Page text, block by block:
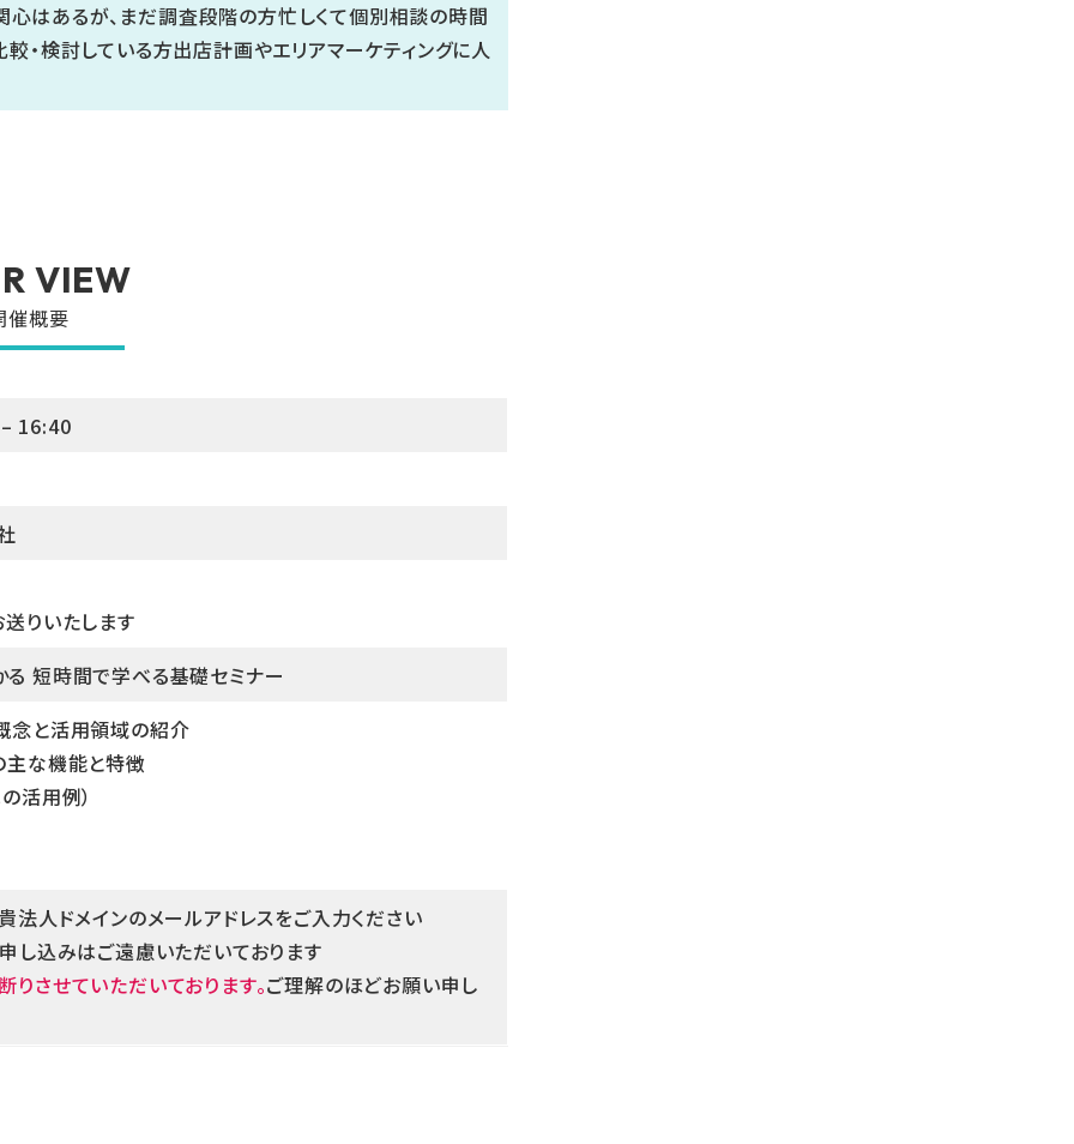
はあるが、まだ調査段階の方忙しくて個別相談の時間
・検討している方出店計画やエリアマーケティングに人
VIEW
催概要
16:40
りいたします
短時間で学べる基礎セミナー
念と活用領域の紹介
主な機能と特徴
活用例）
法人ドメインのメールアドレスをご入力ください
し込みはご遠慮いただいております
させていただいております。ご理解のほどお願い申し